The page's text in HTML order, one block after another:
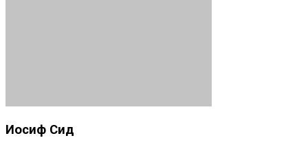
Иосиф Сид